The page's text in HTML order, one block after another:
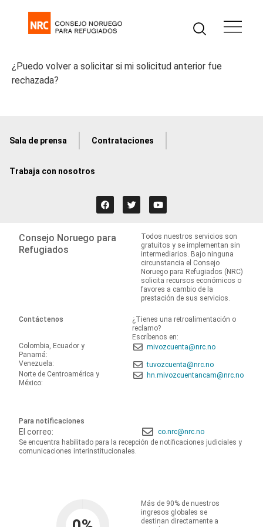
¿Puedo volver a solicitar si mi solicitud anterior fue
rechazada?
Sala de prensa Contrataciones
Trabaja con nosotros
Consejo Noruego para
Refugiados
Todos nuestros servicios son
gratuitos y se implementan sin
intermediarios. Bajo ninguna
circunstancia el Consejo
Noruego para Refugiados (NRC)
solicita recursos económicos o
favores a cambio de la
prestación de sus servicios.
Contáctenos
¿Tienes una retroalimentación o
reclamo?
Escríbenos en:
Colombia, Ecuador y
Panamá:
mivozcuenta@nrc.no
Venezuela:
tuvozcuenta@nrc.no
Norte de Centroamérica y
México:
hn.mivozcuentancam@nrc.no
Para notificaciones
El correo:
co.nrc@nrc.no
Se encuentra habilitado para la recepción de notificaciones judiciales y
comunicaciones interinstitucionales.
Más de 90% de nuestros
ingresos globales se
destinan directamente a